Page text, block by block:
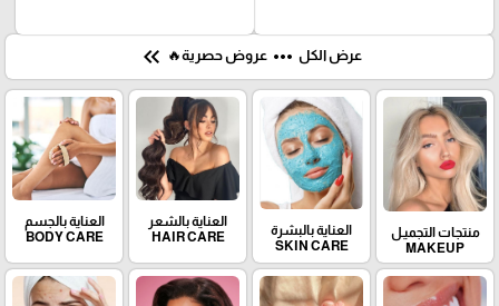
عرض الكل more_horiz عروض حصرية🔥 keyboard_double_arrow_left
منتجات التجميـل
MAKEUP
العناية بالبشرة
SKIN CARE
العناية بالشعر
HAIR CARE
العناية بالجسم
BODY CARE